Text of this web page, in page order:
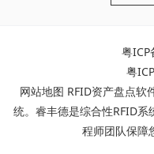
粤ICP
粤
网站地图 RFID资产盘点软
统。睿丰德是综合性RFID
程师团队保障